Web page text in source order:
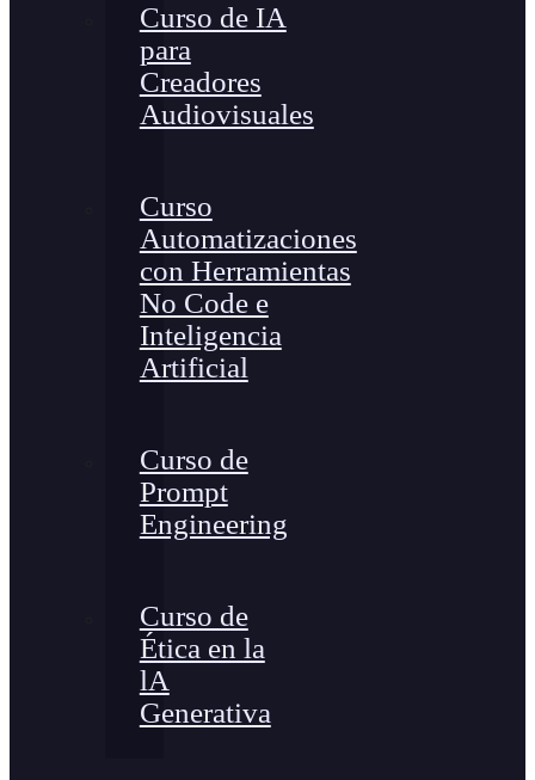
Curso de IA
para
Creadores
Audiovisuales
Curso
Automatizaciones
con Herramientas
No Code e
Inteligencia
Artificial
Curso de
Prompt
Engineering
Curso de
Ética en la
lA
Generativa